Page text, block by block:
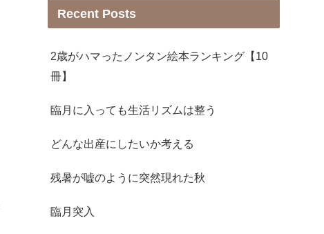
Recent Posts
2歳がハマったノンタン絵本ランキング【10
冊】
臨月に入っても生活リズムは整う
どんな出産にしたいか考える
残暑が嘘のように突然現れた秋
臨月突入